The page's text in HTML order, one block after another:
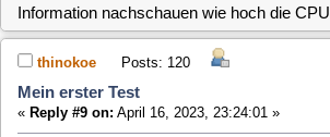
Mein erster Test
«Reply #10 on:April 17, 2023, 16:44:16 »
nach der CPU Auslastung.
thinokoe Posts: 120